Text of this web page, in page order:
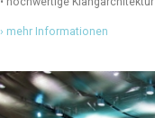
› mehr Informationen